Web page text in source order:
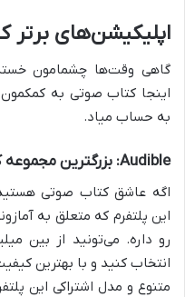
اپلیکیشن‌های برتر
گاهی وقت‌ها چشمامون
اینجا کتاب صوتی به
به حساب میاد.
Audible: بزرگترین مجموعه کتاب صوتی دنیا
این پلتفرم که متعلق به
رو داره. می‌تونید از بین
انتخاب کنید و با بهترین
متنوع و مدل اشتراکی این